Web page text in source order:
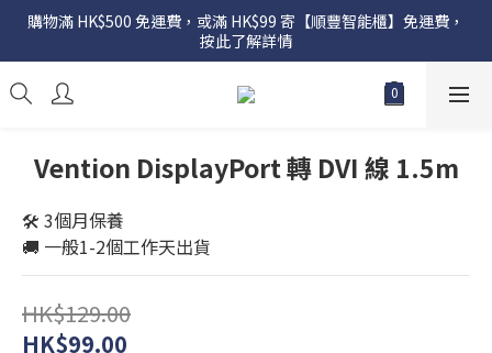
購物滿 HK$500 免運費，或滿 HK$99 寄【順豐智能櫃】免運費，
按此了解詳情
Vention DisplayPort 轉 DVI 線 1.5m
🛠️ 3個月保養
🚚 一般1-2個工作天出貨
HK$129.00
HK$99.00